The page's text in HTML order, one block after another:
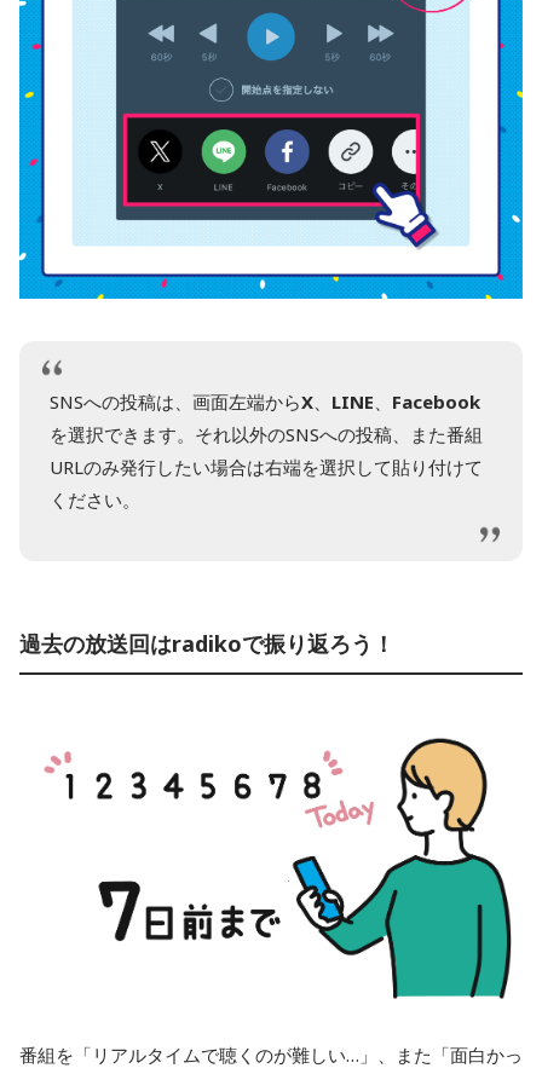
SNSへの投稿は、画面左端からX、 LINE、 Facebook
を選択できます。それ以外のSNSへの投稿、また番組
URLのみ発行したい場合は右端を選択して貼り付けて
ください。
過去の放送回はradikoで振り返ろう！
番組を「リアルタイムで聴くのが難しい…」、また「面白かっ